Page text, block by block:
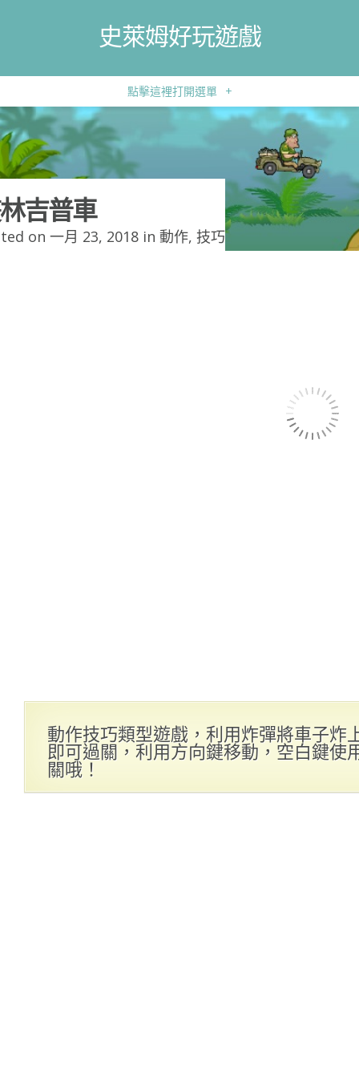
史萊姆好玩遊戲
點擊這裡打開選單 +
吉普車
on 一月 23, 2018 in 動作, 技巧
動作技巧類型遊戲，利用炸彈將車子炸
即可過關，利用方向鍵移動，空白鍵使
關哦！